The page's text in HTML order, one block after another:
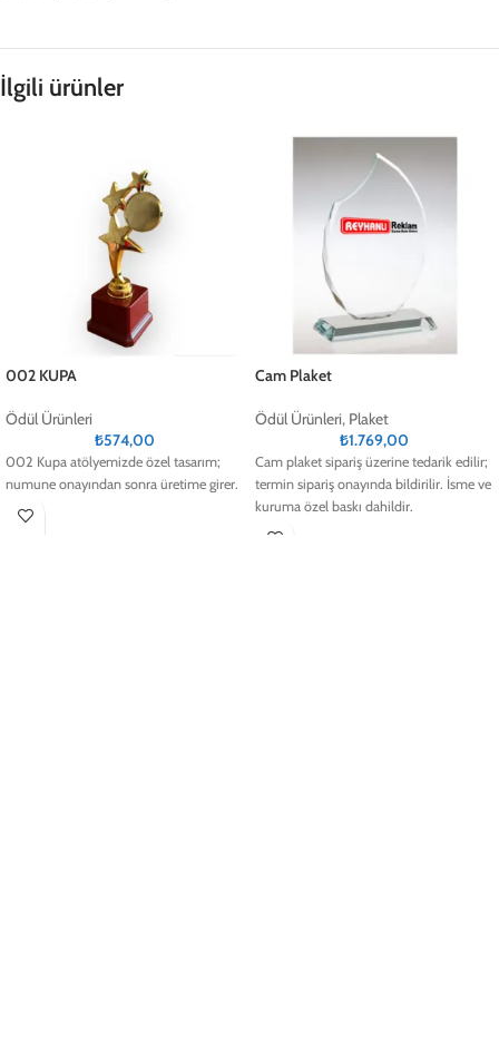
İlgili ürünler
002 KUPA
Ödül Ürünleri
₺574,00
002 Kupa atölyemizde özel tasarım;
numune onayından sonra üretime girer.
Cam Plaket
Ödül Ürünleri, Plaket
₺1.769,00
Cam plaket sipariş üzerine tedarik edilir;
termin sipariş onayında bildirilir. İsme ve
kuruma özel baskı dahildir.